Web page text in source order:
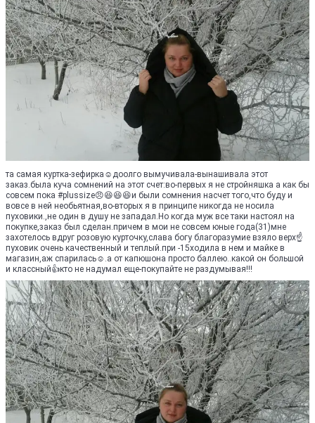
та самая куртка-зефирка☺доолго вымучивала-вынашивала этот
заказ.была куча сомнений на этот счет:во-первых я не стройняшка а как бы
совсем пока #plussize😠😆😆😆и были сомнения насчет того,что буду и
вовсе в ней необьятная,во-вторых я в принципе никогда не носила
пуховики.,не один в душу не западал.Но когда муж все таки настоял на
покупке,заказ был сделан.причем в мои не совсем юные года(31)мне
захотелось вдруг розовую курточку,слава богу благоразумие взяло верх☝
пуховик очень качественный и теплый.при -15ходила в нем и майке в
магазин,аж спарилась☺.а от капюшона просто баллею..какой он большой
и классный👍кто не надумал еще-покупайте не раздумывая!!!